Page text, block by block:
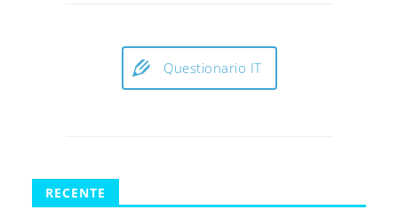
Questionario IT
RECENTE